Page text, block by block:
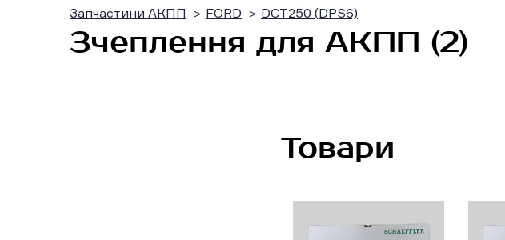
Запчастини АКПП FORD DCT250 (DPS6)
Зчеплення для АКПП (2)
Товари